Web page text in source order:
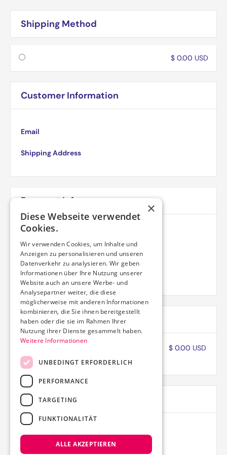
Shipping Method
$ 0.00 USD
Customer Information
Email
Shipping Address
Payment Info
/
Billing Address
Items in Order
:
$ 0.00 USD
Order Summary
Subtotal
$ 0.00 USD
×
Diese Webseite verwendet
Cookies.
Wir verwenden Cookies, um Inhalte und
Anzeigen zu personalisieren und unseren
Datenverkehr zu analysieren. Wir geben
Informationen über Ihre Nutzung unserer
Website auch an unsere Werbe- und
Analysepartner weiter, die diese
möglicherweise mit anderen Informationen
kombinieren, die Sie ihnen bereitgestellt
haben oder die sie im Rahmen Ihrer
Nutzung ihrer Dienste gesammelt haben.
Weitere Informationen
UNBEDINGT ERFORDERLICH
PERFORMANCE
TARGETING
FUNKTIONALITÄT
ALLE AKZEPTIEREN